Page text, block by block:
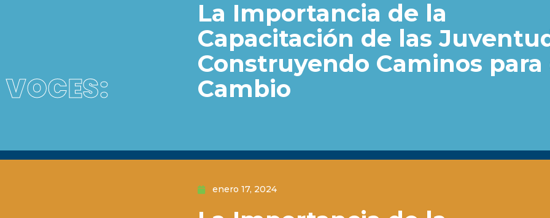
VOCES:
La Importancia de la
Capacitación de las
Construyendo Caminos para
Cambio
enero 17, 2024